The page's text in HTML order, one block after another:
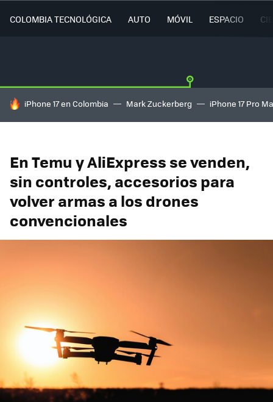
COLOMBIA TECNOLÓGICA AUTO MÓVIL ESPACIO
HOY SE HABLA DE
iPhone 17 en Colombia Mark Zuckerberg iPhone 17 Pro
En Temu y AliExpress se venden,
sin controles, accesorios para
volver armas a los drones
convencionales